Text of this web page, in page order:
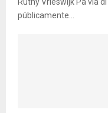
públicamente...